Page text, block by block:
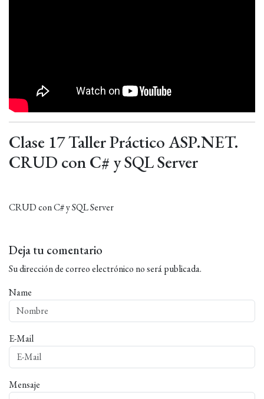
Clase 17 Taller Práctico ASP.NET.
CRUD con C# y SQL Server
CRUD con C# y SQL Server
Deja tu comentario
Su dirección de correo electrónico no será publicada.
Name
E-Mail
Mensaje